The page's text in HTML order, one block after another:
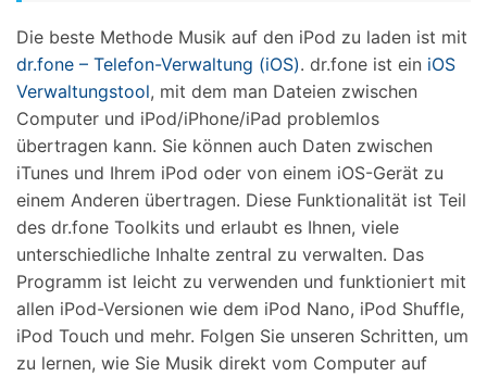
Die beste Methode Musik auf den iPod zu laden ist mit
dr.fone – Telefon-Verwaltung (iOS). dr.fone ist ein iOS
Verwaltungstool, mit dem man Dateien zwischen
Computer und iPod/iPhone/iPad problemlos
übertragen kann. Sie können auch Daten zwischen
iTunes und Ihrem iPod oder von einem iOS-Gerät zu
einem Anderen übertragen. Diese Funktionalität ist Teil
des dr.fone Toolkits und erlaubt es Ihnen, viele
unterschiedliche Inhalte zentral zu verwalten. Das
Programm ist leicht zu verwenden und funktioniert mit
allen iPod-Versionen wie dem iPod Nano, iPod Shuffle,
iPod Touch und mehr. Folgen Sie unseren Schritten, um
zu lernen, wie Sie Musik direkt vom Computer auf